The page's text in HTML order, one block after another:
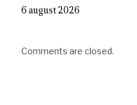
6 august 2026
Comments are closed.